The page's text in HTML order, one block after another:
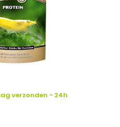
verzonden - 24h